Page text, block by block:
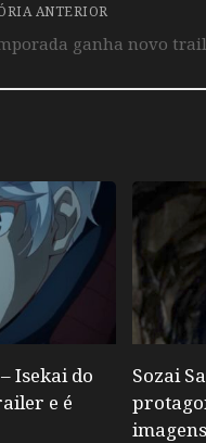
ANTERIOR
ganha novo
Isekai do
e é
Sozai